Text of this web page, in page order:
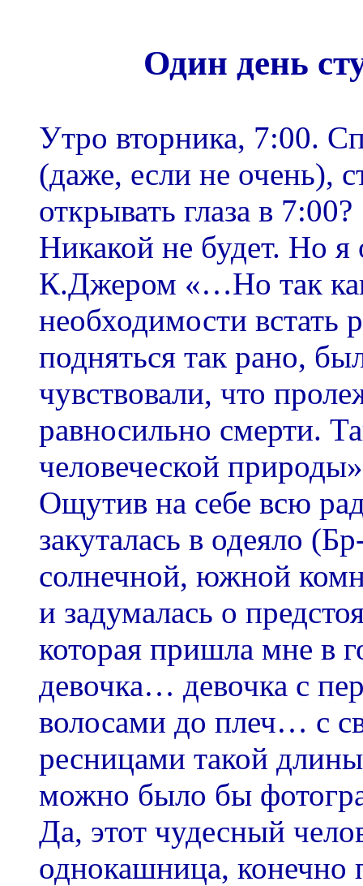
Один день
Утро вторника, 7:00.
(даже, если не очень),
открывать глаза в 7:00?
Никакой не будет. Но
К.Джером «…Но так
необходимости встать
подняться так рано,
чувствовали, что
равносильно смерти.
человеческой
Ощутив на себе всю
закуталась в одеяло
солнечной, южной
и задумалась о
которая пришла мне в
девочка… девочка с
волосами до плеч… с
ресницами такой
можно было бы
Да, этот чудесный
однокашница, конечно